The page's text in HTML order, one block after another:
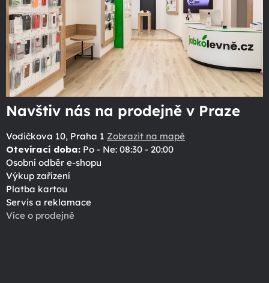
Navštiv nás na prodejně v Praze
Vodičkova 10, Praha 1 Zobrazit na mapě
Otevírací doba: Po - Ne: 08:30 - 20:00
Osobní odběr e-shopu
Výkup zařízení
Platba kartou
Servis a reklamace
Více o prodejně